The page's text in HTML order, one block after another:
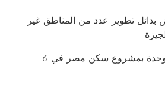
بدائل تطوير عدد من المناطق غير
الجزار : تسليم 1056 وحدة بمشروع سكن مصر في 6